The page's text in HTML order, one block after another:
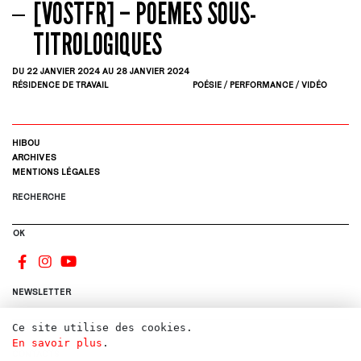
[VOSTFR] – POÈMES SOUS-
TITROLOGIQUES
DU 22 JANVIER 2024 AU 28 JANVIER 2024
RÉSIDENCE DE TRAVAIL
POÉSIE / PERFORMANCE / VIDÉO
HIBOU
ARCHIVES
MENTIONS LÉGALES
RECHERCHE
OK
NEWSLETTER
S'INSCRIRE
Ce site utilise des cookies.
En savoir plus .